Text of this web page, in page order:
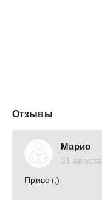
Отзывы
Марио
31 августа
Привет;)